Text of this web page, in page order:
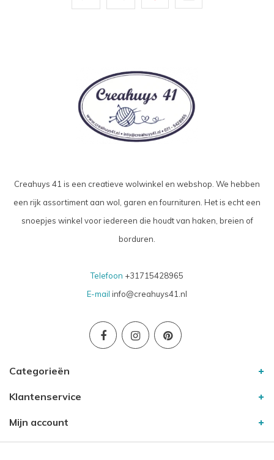
Creahuys 41 is een creatieve wolwinkel en webshop. We hebben
een rijk assortiment aan wol, garen en fournituren. Het is echt een
snoepjes winkel voor iedereen die houdt van haken, breien of
borduren.
Telefoon +31715428965
E-mail info@creahuys41.nl
Categorieën
Klantenservice
Mijn account